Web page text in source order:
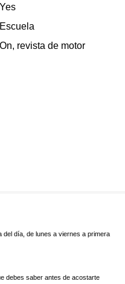
Yes
Escuela
On, revista de motor
del día, de lunes a viernes a primera
debes saber antes de acostarte